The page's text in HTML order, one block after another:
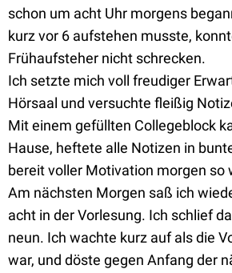
schon um acht Uhr morgens
kurz vor 6 aufstehen musste,
Frühaufsteher nicht schrecken.
Ich setzte mich voll freudiger
Hörsaal und versuchte fleißig
Mit einem gefüllten Collegeblock
Hause, heftete alle Notizen in
bereit voller Motivation morgen so
Am nächsten Morgen saß ich
acht in der Vorlesung. Ich schlief
neun. Ich wachte kurz auf als die
war, und döste gegen Anfang der